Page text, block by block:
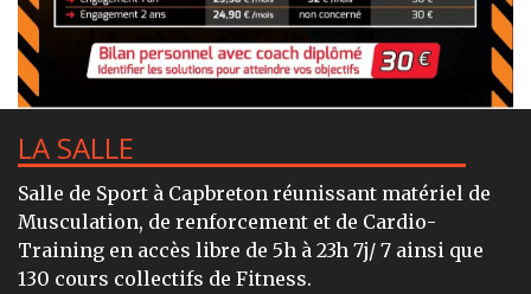
LA SALLE
Salle de Sport à Capbreton réunissant matériel de
Musculation, de renforcement et de Cardio-
Training en accès libre de 5h à 23h 7j/ 7 ainsi que
130 cours collectifs de Fitness.